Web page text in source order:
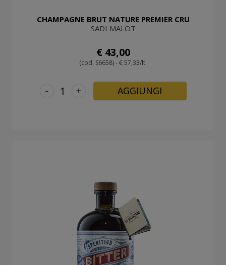
CHAMPAGNE BRUT NATURE PREMIER CRU
SADI MALOT
€ 43,00
(cod. S6658) - € 57,33/lt.
+
- AGGIUNGI